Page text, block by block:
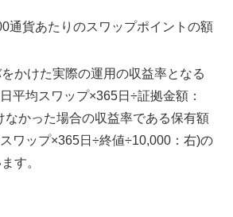
通貨あたりのスワップポイントの額
かけた実際の運用の収益率となる
平均スワップ×365日÷証拠金額：
なかった場合の収益率である保有額
ワップ×365日÷終値÷10,000：右)の
す。